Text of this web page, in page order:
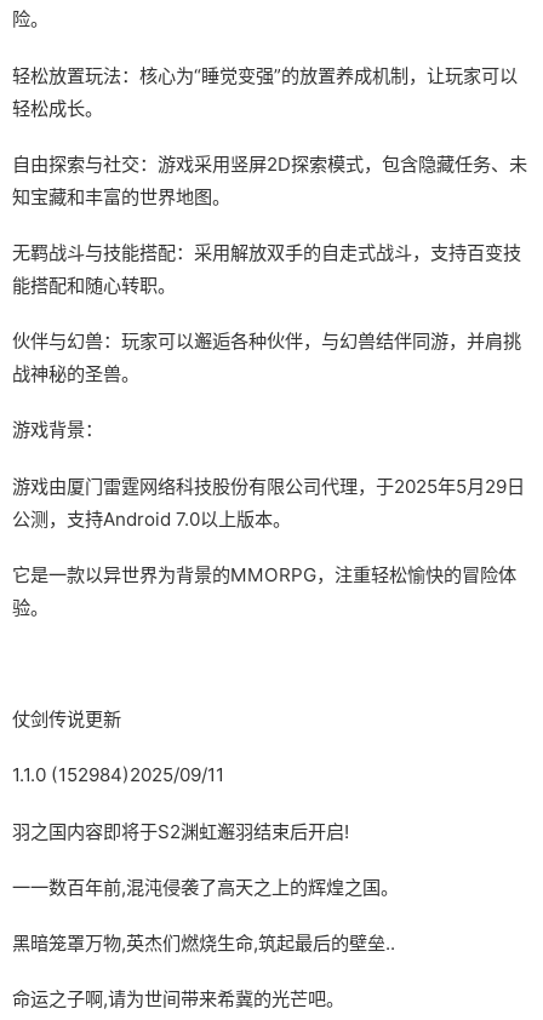
险。
轻松放置玩法：核心为“睡觉变强”的放置养成机制，让玩家可以
轻松成长。
自由探索与社交：游戏采用竖屏2D探索模式，包含隐藏任务、未
知宝藏和丰富的世界地图。
无羁战斗与技能搭配：采用解放双手的自走式战斗，支持百变技
能搭配和随心转职。
伙伴与幻兽：玩家可以邂逅各种伙伴，与幻兽结伴同游，并肩挑
战神秘的圣兽。
游戏背景：
游戏由厦门雷霆网络科技股份有限公司代理，于2025年5月29日
公测，支持Android 7.0以上版本。
它是一款以异世界为背景的MMORPG，注重轻松愉快的冒险体
验。
仗剑传说更新
1.1.0 (152984)2025/09/11
羽之国内容即将于S2渊虹邂羽结束后开启!
一一数百年前,混沌侵袭了高天之上的辉煌之国。
黑暗笼罩万物,英杰们燃烧生命,筑起最后的壁垒..
命运之子啊,请为世间带来希冀的光芒吧。